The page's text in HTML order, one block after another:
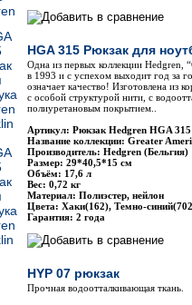
HGA 315 Рюкзак для
Одна из первых коллекции Hedgren,
в 1993 и с успехом выходит год за
означает качество! Изготовлена из
с особой структурой нити, с
полиуретановым покрытием..
Артикул: Рюкзак Hedgren HGA 315
Название коллекции: Greater
Производитель: Hedgren (Бельгия)
Размер: 29*40,5*15 см
Объём: 17,6 л
Вес: 0,72 кг
Материал: Полиэстер, нейлон
Цвета: Хаки(162), Темно-
Гарантия: 2 года
HYP 07 рюкзак
Прочная водоотталкивающая ткань.